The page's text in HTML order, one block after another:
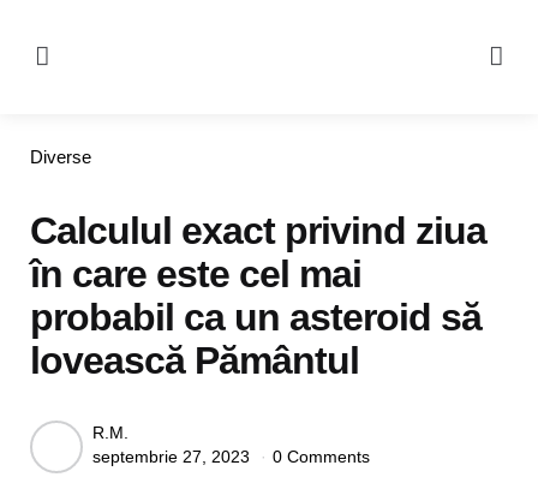
Categories
Diverse
Calculul exact privind ziua
în care este cel mai
probabil ca un asteroid să
lovească Pământul
Posted
by
R.M.
septembrie 27, 2023
0 Comments